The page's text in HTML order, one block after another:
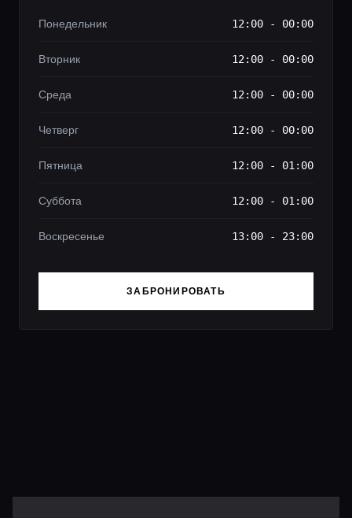
Понедельник 12:00 - 00:00
Вторник 12:00 - 00:00
Среда 12:00 - 00:00
Четверг 12:00 - 00:00
Пятница 12:00 - 01:00
Суббота 12:00 - 01:00
Воскресенье 13:00 - 23:00
ЗАБРОНИРОВАТЬ